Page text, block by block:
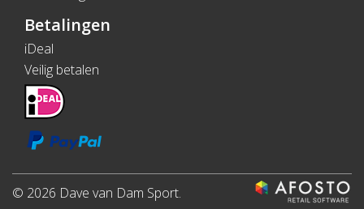
Betalingen
iDeal
Veilig betalen
© 2026 Dave van Dam Sport.